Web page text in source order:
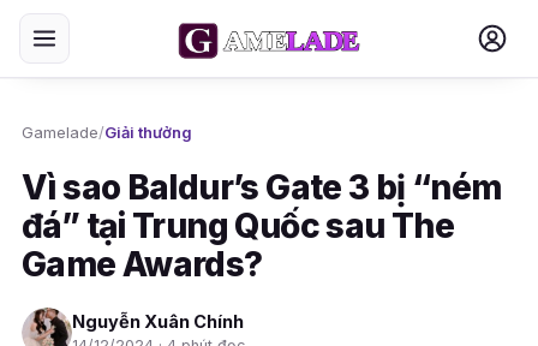
Gamelade/Giải thưởng
Vì sao Baldur’s Gate 3 bị “ném
đá” tại Trung Quốc sau The
Game Awards?
Nguyễn Xuân Chính